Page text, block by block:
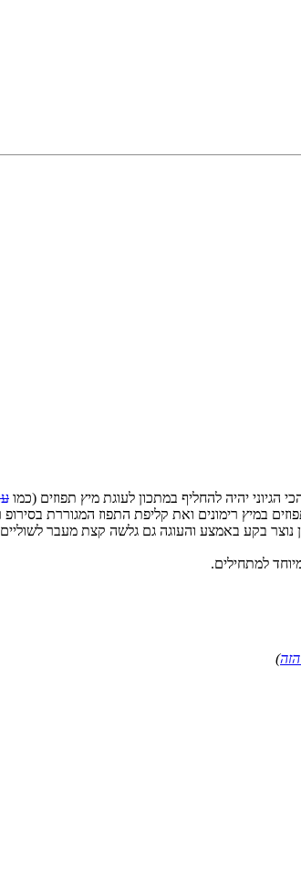
יהיה להחליף במתכון לעוגת מיץ תפוזים (כמו
במיץ רימונים ואת קליפת התפוז המגוררת
נוצר בקע באמצע והעוגה גם גלשה קצת מעבר
למתחילים.
)